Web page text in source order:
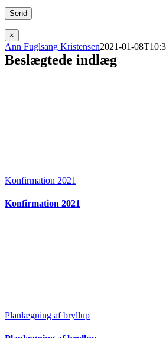
×
Ann Fuglsang Kristensen2021-01-
Beslægtede indlæg
Konfirmation 2021
Konfirmation 2021
Planlægning af bryllup